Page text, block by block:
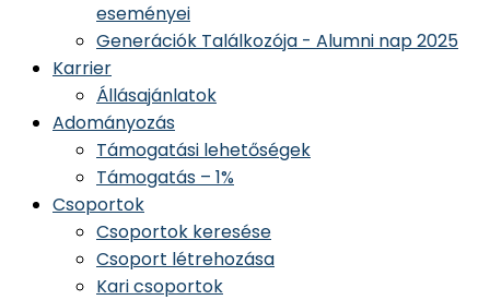
eseményei
Generációk Találkozója - Alumni nap 2025
Karrier
Állásajánlatok
Adományozás
Támogatási lehetőségek
Támogatás – 1%
Csoportok
Csoportok keresése
Csoport létrehozása
Kari csoportok